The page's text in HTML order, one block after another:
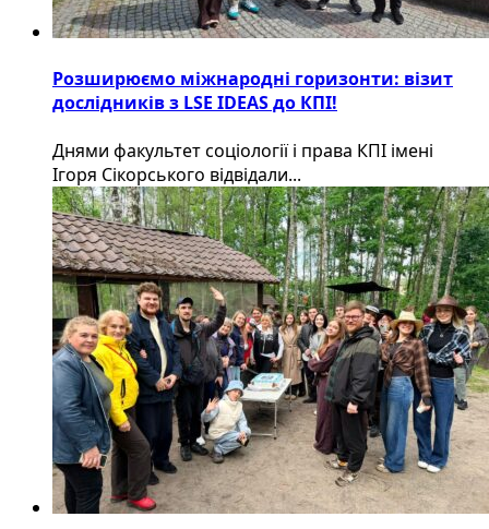
Розширюємо міжнародні горизонти: візит
дослідників з LSE IDEAS до КПІ!
Днями факультет соціології і права КПІ імені
Ігоря Сікорського відвідали...